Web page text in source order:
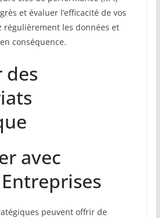
et évaluer l’efficacité de vos
régulièrement les données et
conséquence.
des
avec
peuvent offrir de